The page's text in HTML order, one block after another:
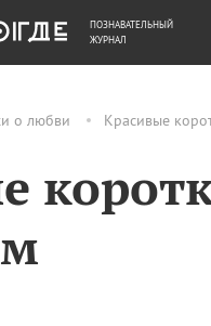
о любви Красивые
ДЕНЬГИ
ПОЗНАВАТЕЛЬНЫЙ
ЖУРНАЛ